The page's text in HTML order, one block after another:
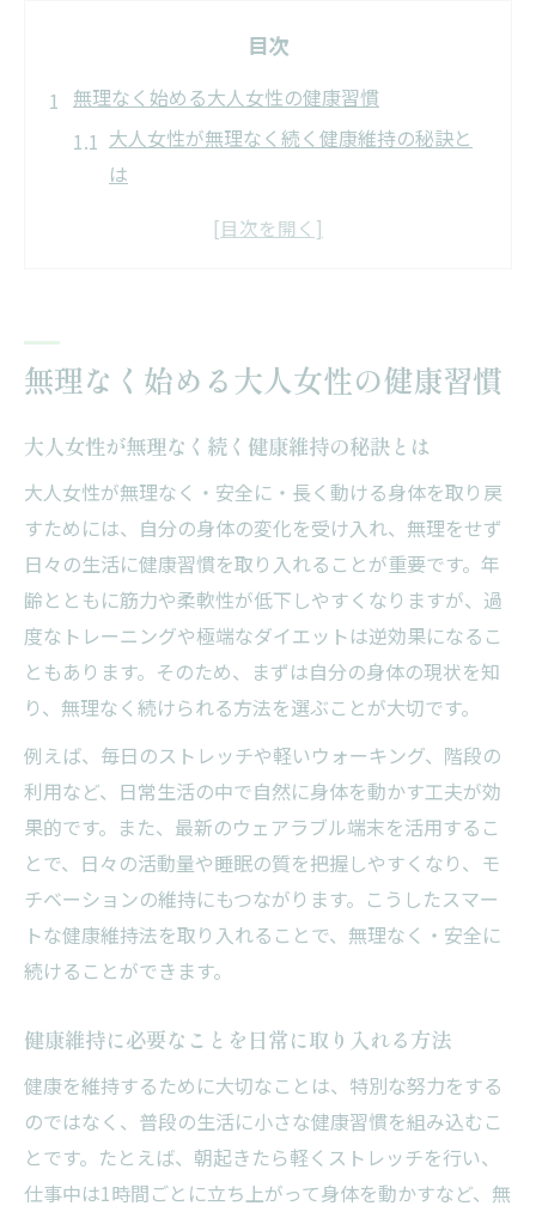
目次
無理なく始める大人女性の健康習慣
大人女性が無理なく続く健康維持の秘訣と
は
健康維持に必要なことを日常に取り入れる
健康維持の三要素を意識した新習慣の作り
長く動ける身体を目指す大人女性のポイン
ト
身体の変化に寄り添うスマートなアプローチ
無理なく・安全に身体の変化に対応する方
法
スマートヘルスケア活用で大人女性も安心
健康的な生活スケジュールで変化に寄り添
う
健康維持に努める大人女性のための実践術
ウェアラブル端末を使った身体変化の見守
り
長く動ける身体を育む新しい日常の工夫
無理なく・安全に動ける身体の作り方のコ
ツ
大人女性が日常で実践できる健康維持法
健康にいいこと一覧から選ぶ新習慣の提案
長く動ける身体を育むための日常リズム
健康維持に必要なことを無理なく続ける工
夫
ウェアラブル活用で健康維持がもっと身近に
無理なく始める大人女性の健康習慣
大人女性が無理なく続く健康維持の秘訣とは
大人女性が無理なく・安全に・長く動ける身体を取り戻
すためには、自分の身体の変化を受け入れ、無理をせず
日々の生活に健康習慣を取り入れることが重要です。年
齢とともに筋力や柔軟性が低下しやすくなりますが、過
度なトレーニングや極端なダイエットは逆効果になるこ
ともあります。そのため、まずは自分の身体の現状を知
り、無理なく続けられる方法を選ぶことが大切です。
例えば、毎日のストレッチや軽いウォーキング、階段の
利用など、日常生活の中で自然に身体を動かす工夫が効
果的です。また、最新のウェアラブル端末を活用するこ
とで、日々の活動量や睡眠の質を把握しやすくなり、モ
チベーションの維持にもつながります。こうしたスマー
トな健康維持法を取り入れることで、無理なく・安全に
続けることができます。
健康維持に必要なことを日常に取り入れる方法
健康を維持するために大切なことは、特別な努力をする
のではなく、普段の生活に小さな健康習慣を組み込むこ
とです。たとえば、朝起きたら軽くストレッチを行い、
仕事中は1時間ごとに立ち上がって身体を動かすなど、無